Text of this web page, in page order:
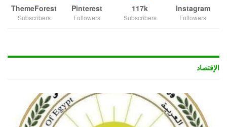
Instagram
Followers
117k
Subscribers
Pinterest
Followers
ThemeForest
Subscribers
الإقتصاد